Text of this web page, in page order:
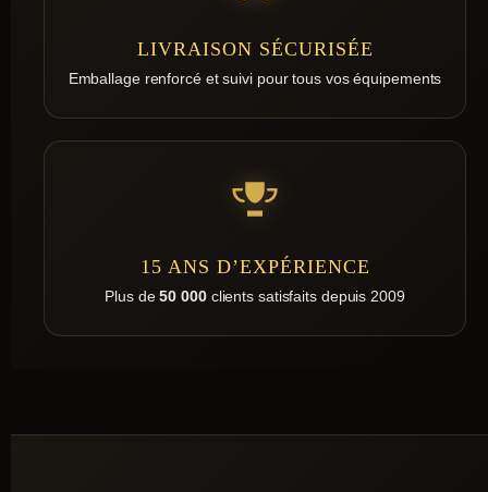
LIVRAISON SÉCURISÉE
Emballage renforcé et suivi pour tous vos équipements
15 ANS D’EXPÉRIENCE
Plus de50 000clients satisfaits depuis 2009